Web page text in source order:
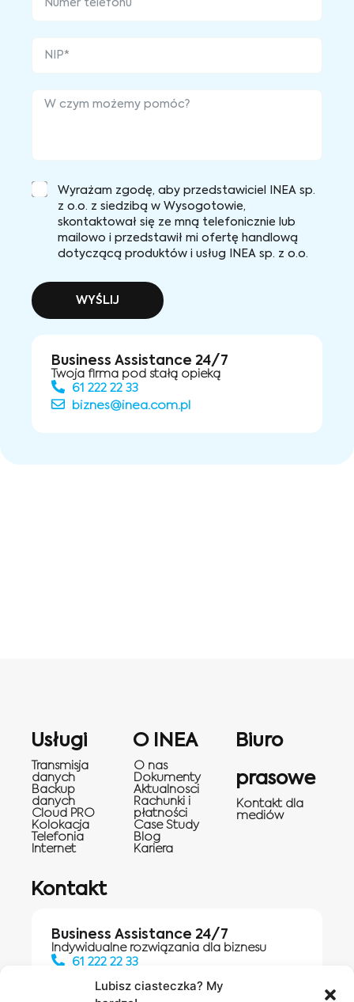
Lubisz ciasteczka? My
Wyrażam zgodę, aby przedstawiciel INEA sp.
z o.o. z siedzibą w Wysogotowie,
skontaktował się ze mną telefonicznie lub
mailowo i przedstawił mi ofertę handlową
dotyczącą produktów i usług INEA sp. z o.o.
WYŚLIJ
Business Assistance 24/7
Twoja firma pod stałą opieką
61 222 22 33
biznes@inea.com.pl
Usługi
Transmisja
danych
Backup
danych
Cloud PRO
Kolokacja
Telefonia
Internet
O INEA
O nas
Dokumenty
Aktualnosci
Rachunki i
płatności
Case Study
Blog
Kariera
Biuro
prasowe
Kontakt dla
mediów
Kontakt
Business Assistance 24/7
Indywidualne rozwiązania dla biznesu
61 222 22 33